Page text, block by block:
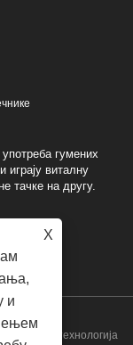
гумених
играју виталну
тачке на другу.
технологија
X
и